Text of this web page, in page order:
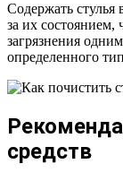
Содержать
за их состоянием,
загрязнения
определенного
средств